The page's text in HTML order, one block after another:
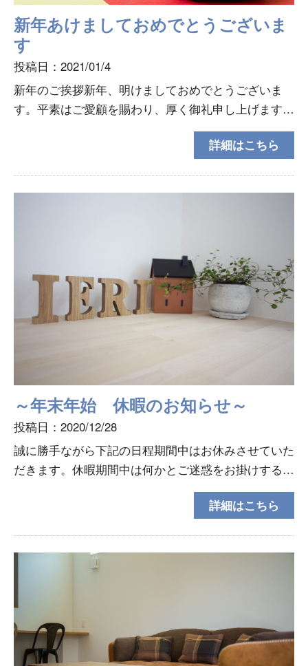
新年あけましておめでとうございま
す
投稿日：2021/01/4
新年のご挨拶新年、明けましておめでとうございま
す。平素はご愛顧を賜わり、厚く御礼申し上げます。
旧年中は、多大なるご尽力をいただき、誠にありがと
うございます。2021年も、より一層のご支援、お引
詳細はこちら
～年末年始 休暇のお知らせ～
投稿日：2020/12/28
誠に勝手ながら下記の日程期間中はお休みさせていた
だきます。休暇期間中は何かとご迷惑をお掛けする事
と思いますが何卒よろしくお願い致します。～年末年
始休暇期間～2020年12月29日 ～ 2021年1月3
詳細はこちら